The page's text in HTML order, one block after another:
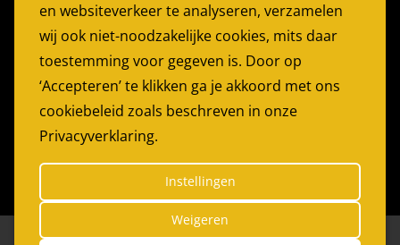
PARTYGARANT
Bijdorp-Oost 22
2992LA Barendrecht
Telefoon:0180 614179
E-mail:info@partygarant.nl
© 2026 Partygarant|Website byThe Dare Company*
en websiteverkeer te analyseren, verzamelen
wij ook niet-noodzakelijke cookies, mits daar
toestemming voor gegeven is. Door op
‘Accepteren’ te klikken ga je akkoord met ons
cookiebeleid zoals beschreven in onze
Privacyverklaring.
Instellingen
Weigeren